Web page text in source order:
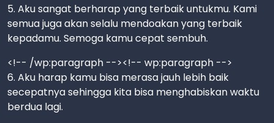
5. Aku sangat berharap yang terbaik untukmu. Kami
semua juga akan selalu mendoakan yang terbaik
kepadamu. Semoga kamu cepat sembuh.
<!-- /wp:paragraph --><!-- wp:paragraph -->
6. Aku harap kamu bisa merasa jauh lebih baik
secepatnya sehingga kita bisa menghabiskan waktu
berdua lagi.